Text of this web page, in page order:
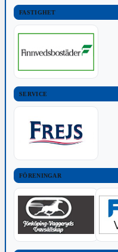
FASTIGHET
SERVICE
FÖRENINGAR